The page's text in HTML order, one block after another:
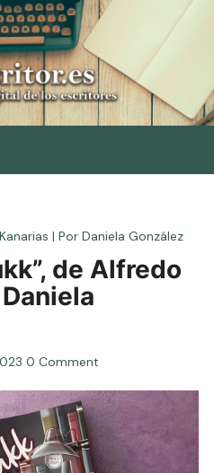
| Por Daniela González
de Alfredo
0 Comment